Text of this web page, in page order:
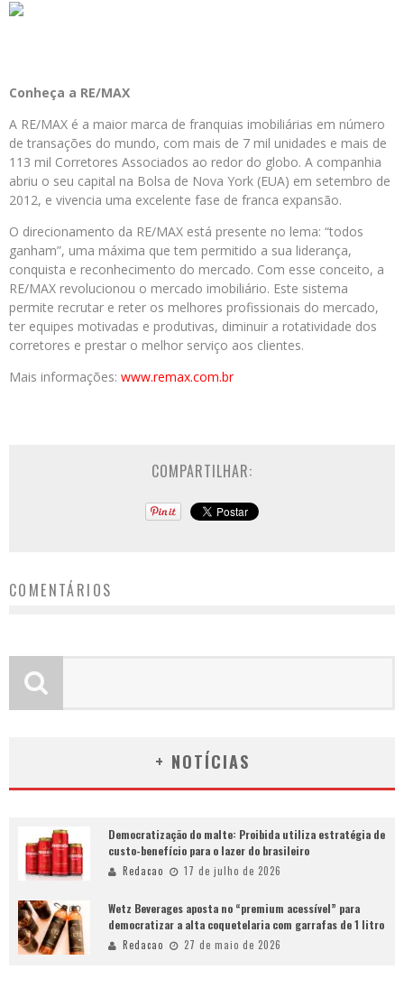
Conheça a RE/MAX
A RE/MAX é a maior marca de franquias imobiliárias em número
de transações do mundo, com mais de 7 mil unidades e mais de
113 mil Corretores Associados ao redor do globo. A companhia
abriu o seu capital na Bolsa de Nova York (EUA) em setembro de
2012, e vivencia uma excelente fase de franca expansão.
O direcionamento da RE/MAX está presente no lema: “todos
ganham”, uma máxima que tem permitido a sua liderança,
conquista e reconhecimento do mercado. Com esse conceito, a
RE/MAX revolucionou o mercado imobiliário. Este sistema
permite recrutar e reter os melhores profissionais do mercado,
ter equipes motivadas e produtivas, diminuir a rotatividade dos
corretores e prestar o melhor serviço aos clientes.
Mais informações: www.remax.com.br
COMPARTILHAR:
COMENTÁRIOS
+ NOTÍCIAS
Democratização do malte: Proibida utiliza estratégia de
custo-benefício para o lazer do brasileiro
Redacao 17 de julho de 2026
Wetz Beverages aposta no “premium acessível” para
democratizar a alta coquetelaria com garrafas de 1 litro
Redacao 27 de maio de 2026